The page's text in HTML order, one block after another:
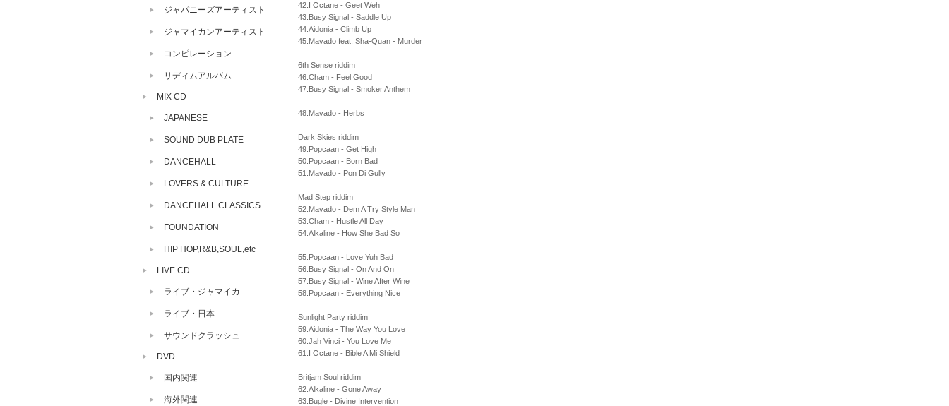
42.I Octane - Geet Weh
43.Busy Signal - Saddle Up
44.Aidonia - Climb Up
45.Mavado feat. Sha-Quan - Murder
6th Sense riddim
46.Cham - Feel Good
47.Busy Signal - Smoker Anthem
48.Mavado - Herbs
Dark Skies riddim
49.Popcaan - Get High
50.Popcaan - Born Bad
51.Mavado - Pon Di Gully
Mad Step riddim
52.Mavado - Dem A Try Style Man
53.Cham - Hustle All Day
54.Alkaline - How She Bad So
55.Popcaan - Love Yuh Bad
56.Busy Signal - On And On
57.Busy Signal - Wine After Wine
58.Popcaan - Everything Nice
Sunlight Party riddim
59.Aidonia - The Way You Love
60.Jah Vinci - You Love Me
61.I Octane - Bible A Mi Shield
Britjam Soul riddim
62.Alkaline - Gone Away
63.Bugle - Divine Intervention
ジャパニーズアーティスト
ジャマイカンアーティスト
コンピレーション
リディムアルバム
MIX CD
JAPANESE
SOUND DUB PLATE
DANCEHALL
LOVERS & CULTURE
DANCEHALL CLASSICS
FOUNDATION
HIP HOP,R&B,SOUL,etc
LIVE CD
ライブ・ジャマイカ
ライブ・日本
サウンドクラッシュ
DVD
国内関連
海外関連